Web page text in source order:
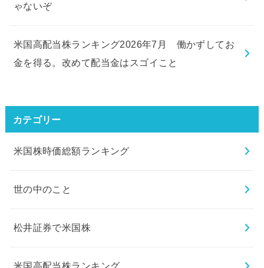
ゃないぞ
米国高配当株ランキング2026年7月 働かずしてお
金を得る。改めて配当金はスゴイこと
カテゴリー
米国株時価総額ランキング
世の中のこと
松井証券で米国株